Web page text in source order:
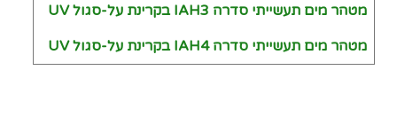
מטהר מים תעשייתי סדרה IAH3 בקרינת על-סגול UV
מטהר מים תעשייתי סדרה IAH4 בקרינת על-סגול UV